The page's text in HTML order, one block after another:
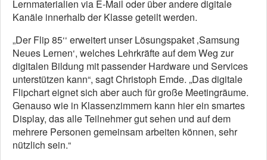
Lernmaterialien via E-Mail oder über andere digitale
Kanäle innerhalb der Klasse geteilt werden.
„Der Flip 85‘‘ erweitert unser Lösungspaket ‚Samsung
Neues Lernen‘, welches Lehrkräfte auf dem Weg zur
digitalen Bildung mit passender Hardware und Services
unterstützen kann“, sagt Christoph Emde. „Das digitale
Flipchart eignet sich aber auch für große Meetingräume.
Genauso wie in Klassenzimmern kann hier ein smartes
Display, das alle Teilnehmer gut sehen und auf dem
mehrere Personen gemeinsam arbeiten können, sehr
nützlich sein.“